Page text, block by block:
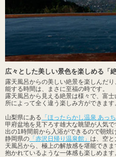
広々とした美しい景色を楽しめる「絶
露天風呂からの美しい絶景を楽しんだ
能する時間は、まさに至福の時です。
露天風呂から見える絶景は様々で、富
所によって全く違う楽しみ方ができます
山梨県にある 「ほったらかし温泉 あっ
甲府盆地を見下ろす雄大な眺望が人気
出の1時間前から入浴ができるので朝焼
静岡県の 「赤沢日帰り温泉館」 は、空
天風呂から、極上の解放感を堪能でき
抱かれているような一体感も楽しめます